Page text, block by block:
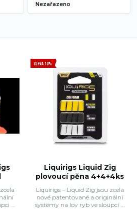
Nezařazeno
...
SLEVA 10%
Liquirigs Liquid Zig
plovoucí pěna 4+4+4ks
Liquirigs – Liquid Zig jsou zcela
nové patentované a originální
systémy na lov ryb ve sloupci ...